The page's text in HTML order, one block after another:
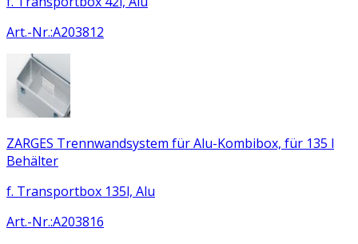
Art.-Nr.:A203812
ZARGES Trennwandsystem für Alu-Kombibox, für 135 l
Behälter
f. Transportbox 135l, Alu
Art.-Nr.:A203816